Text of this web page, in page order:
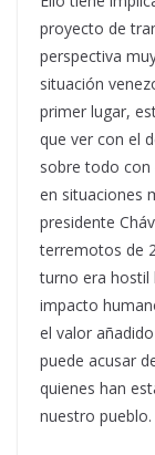
proyecto de
perspectiva
situación
primer lugar,
que ver con el
sobre todo con
en situaciones
presidente
terremotos de
turno era hostil
impacto
el valor
puede acusar
quienes han
nuestro pueblo.